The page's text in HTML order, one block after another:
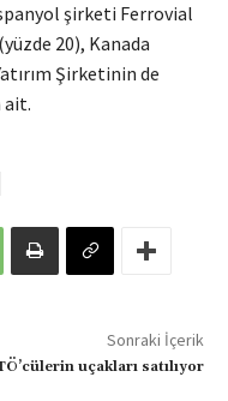
şirketi Ferrovial
20), Kanada
Şirketinin de
ait.
Sonraki İçerik
uçakları satılıyor